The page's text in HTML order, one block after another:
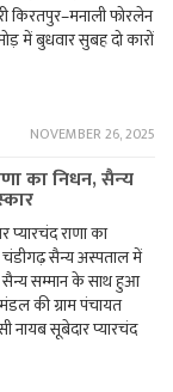
किरतपुर–मनाली फोरलेन
में बुधवार सुबह दो कारों
NOVEMBER 26, 2025
का निधन, सैन्‍य
राणा का
सैन्य अस्पताल में
सम्मान के साथ हुआ
की ग्राम पंचायत
नायब सूबेदार प्यारचंद